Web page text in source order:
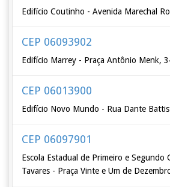
Edifício Coutinho - Avenida Marechal
CEP 06093902
Edifício Marrey - Praça Antônio Menk,
CEP 06013900
Edifício Novo Mundo - Rua Dante
CEP 06097901
Escola Estadual de Primeiro e Segundo
Tavares - Praça Vinte e Um de